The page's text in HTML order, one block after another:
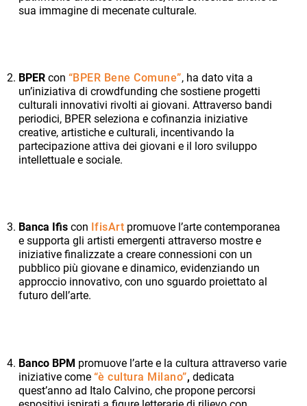
sua immagine di mecenate culturale.
BPER con “BPER Bene Comune”, ha dato vita a
un’iniziativa di crowdfunding che sostiene progetti
culturali innovativi rivolti ai giovani. Attraverso bandi
periodici, BPER seleziona e cofinanzia iniziative
creative, artistiche e culturali, incentivando la
partecipazione attiva dei giovani e il loro sviluppo
intellettuale e sociale.
Banca Ifis con IfisArt promuove l’arte contemporanea
e supporta gli artisti emergenti attraverso mostre e
iniziative finalizzate a creare connessioni con un
pubblico più giovane e dinamico, evidenziando un
approccio innovativo, con uno sguardo proiettato al
futuro dell’arte.
Banco BPM promuove l’arte e la cultura attraverso varie
iniziative come “è cultura Milano”, dedicata
quest’anno ad Italo Calvino, che propone percorsi